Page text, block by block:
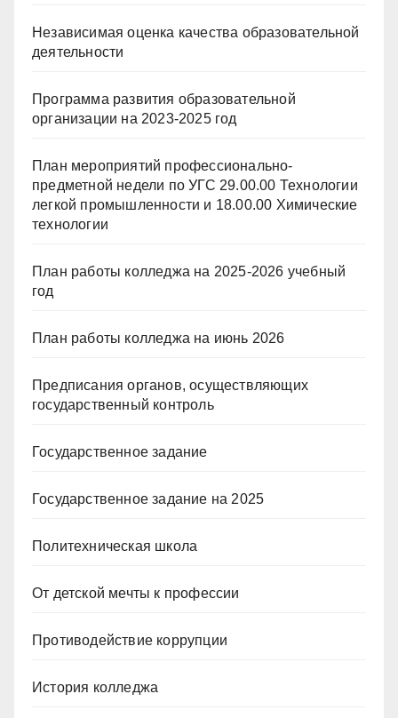
Независимая оценка качества образовательной
деятельности
Программа развития образовательной
организации на 2023-2025 год
План мероприятий профессионально-
предметной недели по УГС 29.00.00 Технологии
легкой промышленности и 18.00.00 Химические
технологии
План работы колледжа на 2025-2026 учебный
год
План работы колледжа на июнь 2026
Предписания органов, осуществляющих
государственный контроль
Государственное задание
Государственное задание на 2025
Политехническая школа
От детской мечты к профессии
Противодействие коррупции
История колледжа